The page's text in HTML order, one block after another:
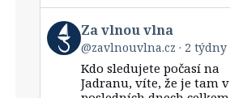
View
post
by
Za vlnou vlna
@zavlnouvlna.cz 2 týdny
Kdo sledujete počasí na
Jadranu, víte, že je tam v